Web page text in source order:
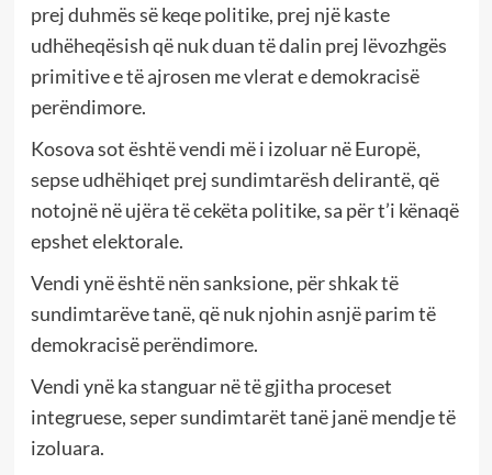
prej duhmës së keqe politike, prej një kaste
udhëheqësish që nuk duan të dalin prej lëvozhgës
primitive e të ajrosen me vlerat e demokracisë
perëndimore.
Kosova sot është vendi më i izoluar në Europë,
sepse udhëhiqet prej sundimtarësh delirantë, që
notojnë në ujëra të cekëta politike, sa për t’i kënaqë
epshet elektorale.
Vendi ynë është nën sanksione, për shkak të
sundimtarëve tanë, që nuk njohin asnjë parim të
demokracisë perëndimore.
Vendi ynë ka stanguar në të gjitha proceset
integruese, seper sundimtarët tanë janë mendje të
izoluara.